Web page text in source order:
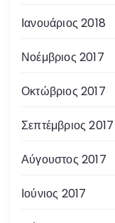
Ιανουάριος 2018
Νοέμβριος 2017
Οκτώβριος 2017
Σεπτέμβριος 2017
Αύγουστος 2017
Ιούνιος 2017